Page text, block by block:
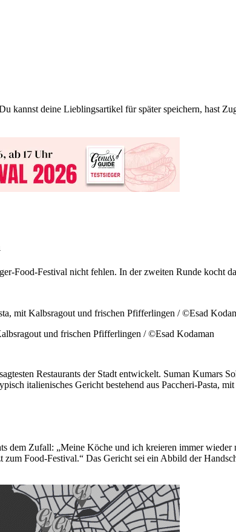
kannst deine Lieblingsartikel für später speichern, hast
Food-Festival nicht fehlen. In der zweiten Runde kocht
und frischen Pfifferlingen / ©Esad Kodaman
Restaurants der Stadt entwickelt. Suman
italienisches Gericht bestehend aus Paccheri-Pasta,
dem Zufall: „Meine Köche und ich kreieren immer
Food-Festival.“ Das Gericht sei ein Abbild der